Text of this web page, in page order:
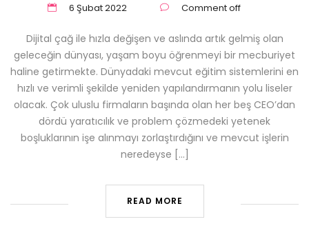
6 Şubat 2022 Comment off
Dijital çağ ile hızla değişen ve aslında artık gelmiş olan
geleceğin dünyası, yaşam boyu öğrenmeyi bir mecburiyet
haline getirmekte. Dünyadaki mevcut eğitim sistemlerini en
hızlı ve verimli şekilde yeniden yapılandırmanın yolu liseler
olacak. Çok uluslu firmaların başında olan her beş CEO’dan
dördü yaratıcılık ve problem çözmedeki yetenek
boşluklarının işe alınmayı zorlaştırdığını ve mevcut işlerin
neredeyse […]
READ MORE